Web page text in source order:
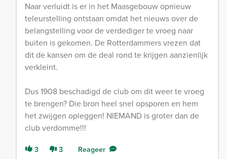
Naar verluidt is er in het Maasgebouw opnieuw
teleurstelling ontstaan omdat het nieuws over de
belangstelling voor de verdediger te vroeg naar
buiten is gekomen. De Rotterdammers vrezen dat
dit de kansen om de deal rond te krijgen aanzienlijk
verkleint.
Dus 1908 beschadigd de club om dit weer te vroeg
te brengen? Die bron heel snel opsporen en hem
het zwijgen opleggen! NIEMAND is groter dan de
club verdomme!!!
3 3 Reageer